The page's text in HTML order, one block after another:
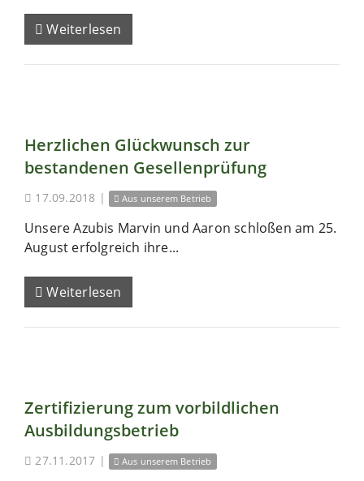
Weiterlesen
Herzlichen Glückwunsch zur
bestandenen Gesellenprüfung
17.09.2018 | Aus unserem Betrieb
Unsere Azubis Marvin und Aaron schloßen am 25.
August erfolgreich ihre...
Weiterlesen
Zertifizierung zum vorbildlichen
Ausbildungsbetrieb
27.11.2017 | Aus unserem Betrieb